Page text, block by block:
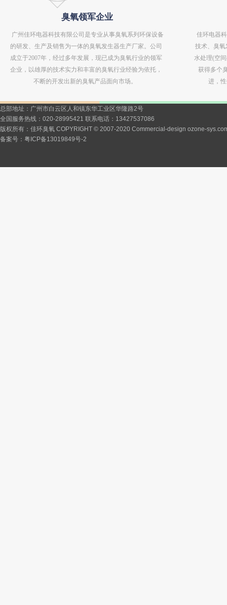
臭氧领军企业
广州佳环电器科技有限公司是专业从事臭氧系列环保设备
的研发、生产及销售为一体的臭氧发生器生产厂家。公司
成立于2007年，经过多年发展，现已成为臭氧行业的领军
企业，以雄厚的技术实力和丰富的臭氧行业经验为依托，
不断的开发出新的臭氧产品面向市场。
佳环电器
技术、臭
水处理(空
获得多个
进，
总部地址：广州市白云区人和镇东华工业区华隆路2号
全国服务热线：020-28995421 联系电话：13427537086
版权所有：佳环臭氧 COPYRIGHT © 2007-2020 Commercial-design ozone-
备案号： 粤ICP备13019849号-2